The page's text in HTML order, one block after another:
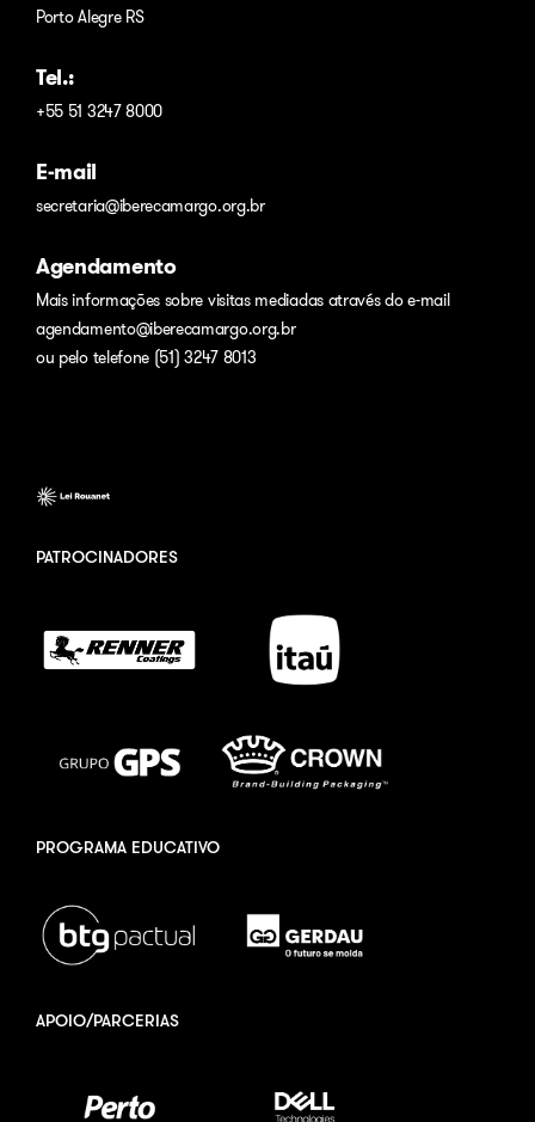
Porto Alegre RS
Tel.:
+55 51 3247 8000
E-mail
secretaria@iberecamargo.org.br
Agendamento
Mais informações sobre visitas mediadas através do e-mail
agendamento@iberecamargo.org.br
ou pelo telefone (51) 3247 8013
PATROCINADORES
PROGRAMA EDUCATIVO
APOIO/PARCERIAS